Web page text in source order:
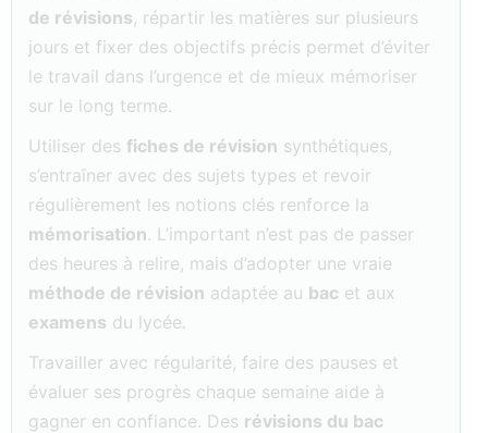
de révisions, répartir les matières sur plusieurs
jours et fixer des objectifs précis permet d’éviter
le travail dans l’urgence et de mieux mémoriser
sur le long terme.
Utiliser des fiches de révision synthétiques,
s’entraîner avec des sujets types et revoir
régulièrement les notions clés renforce la
mémorisation. L’important n’est pas de passer
des heures à relire, mais d’adopter une vraie
méthode de révision adaptée au bac et aux
examens du lycée.
Travailler avec régularité, faire des pauses et
évaluer ses progrès chaque semaine aide à
gagner en confiance. Des révisions du bac